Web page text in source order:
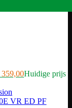
359,00Huidige prijs